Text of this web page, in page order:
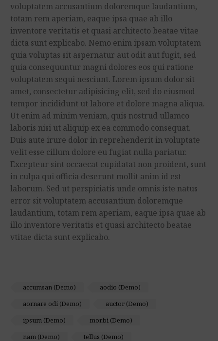
voluptatem accusantium doloremque laudantium,
totam rem aperiam, eaque ipsa quae ab illo
inventore veritatis et quasi architecto beatae vitae
dicta sunt explicabo. Nemo enim ipsam voluptatem
quia voluptas sit aspernatur aut odit aut fugit, sed
quia consequuntur magni dolores eos qui ratione
voluptatem sequi nesciunt. Lorem ipsum dolor sit
amet, consectetur adipisicing elit, sed do eiusmod
tempor incididunt ut labore et dolore magna aliqua.
Ut enim ad minim veniam, quis nostrud ullamco
laboris nisi ut aliquip ex ea commodo consequat.
Duis aute irure dolor in reprehenderit in voluptate
velit esse cillum dolore eu fugiat nulla pariatur.
Excepteur sint occaecat cupidatat non proident, sunt
in culpa qui officia deserunt mollit anim id est
laborum. Sed ut perspiciatis unde omnis iste natus
error sit voluptatem accusantium doloremque
laudantium, totam rem aperiam, eaque ipsa quae ab
illo inventore veritatis et quasi architecto beatae
vtitae dicta sunt explicabo.
accumsan (Demo)
aodio (Demo)
aornare odi (Demo)
auctor (Demo)
ipsum (Demo)
morbi (Demo)
nam (Demo)
tellus (Demo)